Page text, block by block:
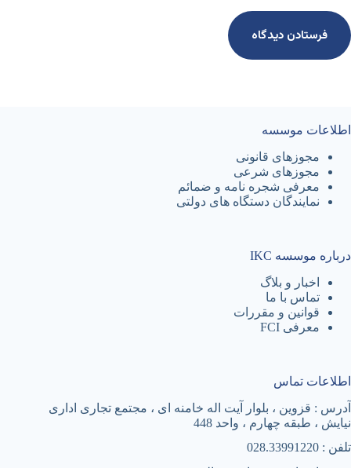
فرستادن دیدگاه
اطلاعات موسسه
مجوزهای قانونی
مجوزهای شرعی
معرفی شجره نامه و ضمائم
نمایندگان دستگاه های دولتی
درباره موسسه IKC
اخبار و بلاگ
تماس با ما
قوانین و مقررات
معرفی FCI
اطلاعات تماس
آدرس : قزوین ، بلوار آیت اله خامنه ای ، مجتمع تجاری اداری
نیایش ، طبقه چهارم ، واحد 448
تلفن : 028.33991220